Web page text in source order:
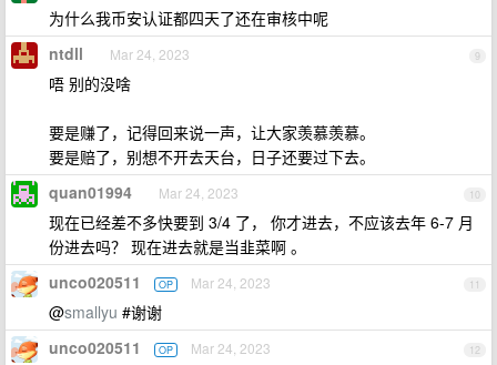
为什么我币安认证都四天了还在审核中呢
9
ntdll Mar 24, 2023
唔 别的没啥
要是赚了，记得回来说一声，让大家羡慕羡慕。
要是赔了，别想不开去天台，日子还要过下去。
10
quan01994 Mar 24, 2023
现在已经差不多快要到 3/4 了， 你才进去，不应该去年 6-7 月
份进去吗？ 现在进去就是当韭菜啊 。
11
unco020511 OP Mar 24, 2023
@smallyu #谢谢
12
unco020511 OP Mar 24, 2023